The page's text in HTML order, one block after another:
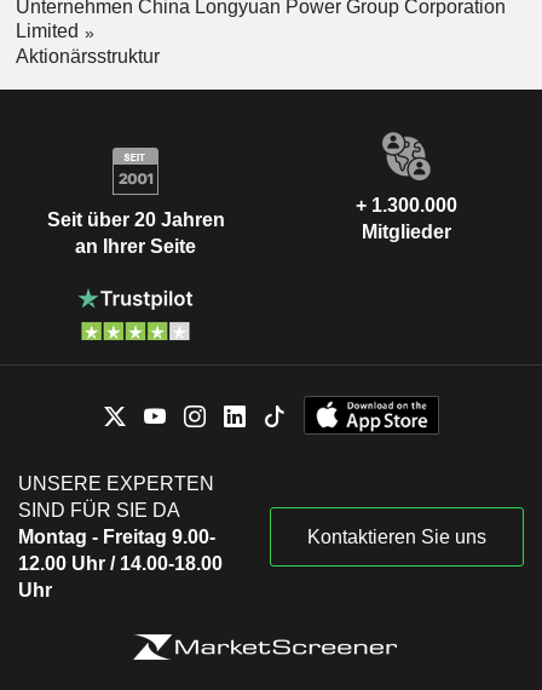
Unternehmen China Longyuan Power Group Corporation
Limited
Aktionärsstruktur
Seit über 20 Jahren
an Ihrer Seite
+ 1.300.000
Mitglieder
UNSERE EXPERTEN
SIND FÜR SIE DA
Montag - Freitag 9.00-
12.00 Uhr / 14.00-18.00
Uhr
Kontaktieren Sie uns